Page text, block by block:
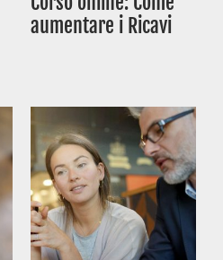
aumentare i Ricavi